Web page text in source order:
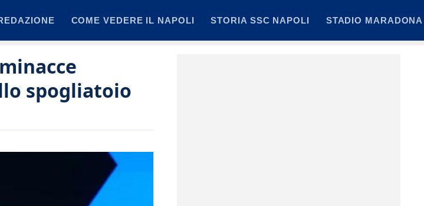
COME VEDERE IL NAPOLI STORIA SSC NAPOLI STADIO MARADONA
spogliatoio